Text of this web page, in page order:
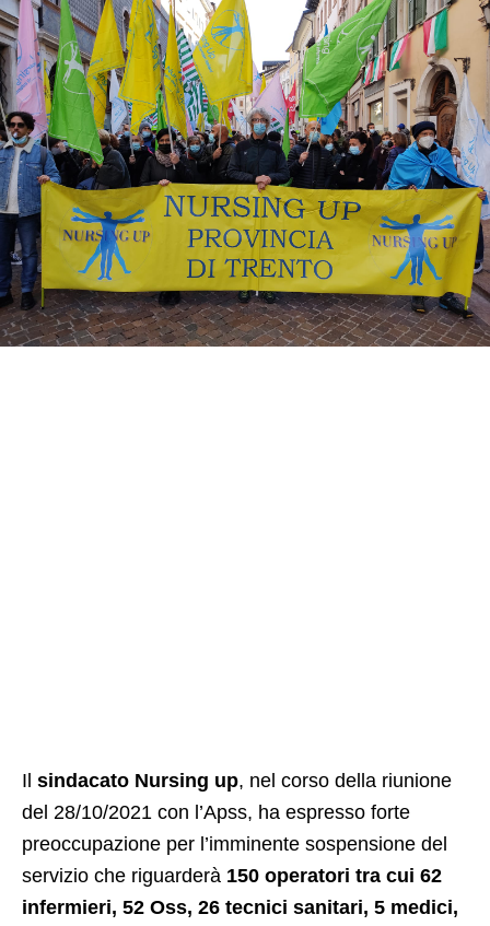
Il sindacato Nursing up, nel corso della riunione
del 28/10/2021 con l’Apss, ha espresso forte
preoccupazione per l’imminente sospensione del
servizio che riguarderà 150 operatori tra cui 62
infermieri, 52 Oss, 26 tecnici sanitari, 5 medici,